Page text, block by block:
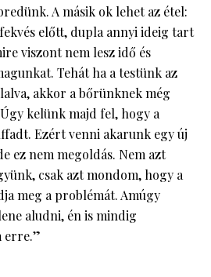
A másik ok lehet az étel:
előtt, dupla annyi ideig tart
viszont nem lesz idő és
Tehát ha a testünk az
akkor a bőrünknek még
kelünk majd fel, hogy a
Ezért venni akarunk egy új
ez nem megoldás. Nem azt
csak azt mondom, hogy a
meg a problémát. Amúgy
aludni, én is mindig
erre.”